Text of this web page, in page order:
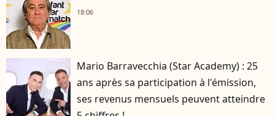
18:06
Mario Barravecchia (Star Academy) : 25
ans après sa participation à l'émission,
ses revenus mensuels peuvent atteindre